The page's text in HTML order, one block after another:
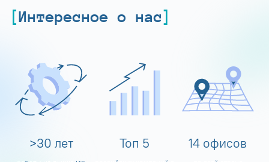
Интересное о нас
>30 лет Топ 5 14 офисов